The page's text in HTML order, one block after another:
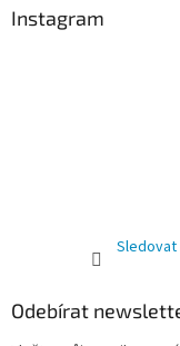
Instagram
Sledovat
Odebírat